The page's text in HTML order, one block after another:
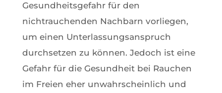
Gesundheitsgefahr für den
nichtrauchenden Nachbarn vorliegen,
um einen Unterlassungsanspruch
durchsetzen zu können. Jedoch ist eine
Gefahr für die Gesundheit bei Rauchen
im Freien eher unwahrscheinlich und